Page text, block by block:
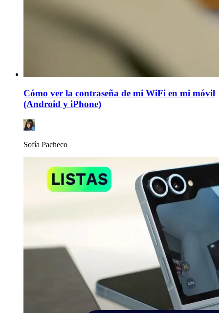
Cómo ver la contraseña de mi WiFi en mi móvil
(Android y iPhone)
Sofía Pacheco